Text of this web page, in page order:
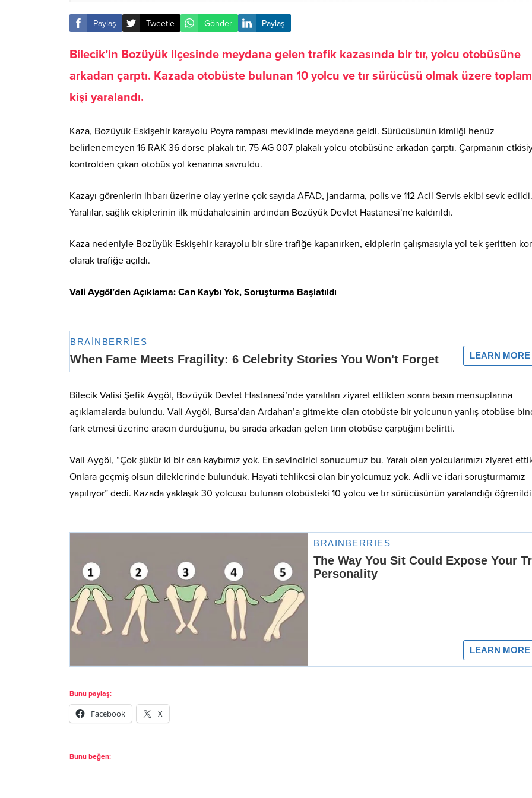
Paylaş Tweetle Gönder Paylaş
Bilecik’in Bozüyük ilçesinde meydana gelen trafik kazasında bir tır, yolcu otobüsüne
arkadan çarptı. Kazada otobüste bulunan 10 yolcu ve tır sürücüsü olmak üzere toplam
kişi yaralandı.
Kaza, Bozüyük-Eskişehir karayolu Poyra rampası mevkiinde meydana geldi. Sürücüsünün kimliği henüz
belirlenemeyen 16 RAK 36 dorse plakalı tır, 75 AG 007 plakalı yolcu otobüsüne arkadan çarptı. Çarpmanın
kontrolden çıkan otobüs yol kenarına savruldu.
Kazayı görenlerin ihbarı üzerine olay yerine çok sayıda AFAD, jandarma, polis ve 112 Acil Servis ekibi sevk edildi.
Yaralılar, sağlık ekiplerinin ilk müdahalesinin ardından Bozüyük Devlet Hastanesi’ne kaldırıldı.
Kaza nedeniyle Bozüyük-Eskişehir karayolu bir süre trafiğe kapanırken, ekiplerin çalışmasıyla yol tek şeritten
olarak trafiğe açıldı.
Vali Aygöl’den Açıklama: Can Kaybı Yok, Soruşturma Başlatıldı
Bilecik Valisi Şefik Aygöl, Bozüyük Devlet Hastanesi’nde yaralıları ziyaret ettikten sonra basın mensuplarına
açıklamalarda bulundu. Vali Aygöl, Bursa’dan Ardahan’a gitmekte olan otobüste bir yolcunun yanlış otobüse
fark etmesi üzerine aracın durduğunu, bu sırada arkadan gelen tırın otobüse çarptığını belirtti.
Vali Aygöl, “Çok şükür ki bir can kaybımız yok. En sevindirici sonucumuz bu. Yaralı olan yolcularımızı ziyaret
Onlara geçmiş olsun dileklerinde bulunduk. Hayati tehlikesi olan bir yolcumuz yok. Adli ve idari soruşturmamız
yapılıyor” dedi. Kazada yaklaşık 30 yolcusu bulunan otobüsteki 10 yolcu ve tır sürücüsünün yaralandığı
Bunu paylaş:
Facebook X
Bunu beğen: